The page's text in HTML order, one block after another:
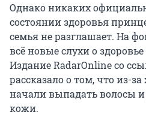
Однако никаких
состоянии здоровья
семья не разглашает. На
всё новые слухи о
Издание RadarOnline со
рассказало о том, что из-
начали выпадать волосы
кожи.